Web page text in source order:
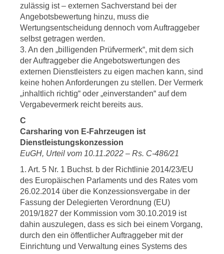
zulässig ist – externen Sachverstand bei der
Angebotsbewertung hinzu, muss die
Wertungsentscheidung dennoch vom Auftraggeber
selbst getragen werden.
3. An den „billigenden Prüfvermerk“, mit dem sich
der Auftraggeber die Angebotswertungen des
externen Dienstleisters zu eigen machen kann, sind
keine hohen Anforderungen zu stellen. Der Vermerk
„inhaltlich richtig“ oder „einverstanden“ auf dem
Vergabevermerk reicht bereits aus.
C
Carsharing von E-Fahrzeugen ist
Dienstleistungskonzession
EuGH, Urteil vom 10.11.2022 – Rs. C-486/21
1. Art. 5 Nr. 1 Buchst. b der Richtlinie 2014/23/EU
des Europäischen Parlaments und des Rates vom
26.02.2014 über die Konzessionsvergabe in der
Fassung der Delegierten Verordnung (EU)
2019/1827 der Kommission vom 30.10.2019 ist
dahin auszulegen, dass es sich bei einem Vorgang,
durch den ein öffentlicher Auftraggeber mit der
Einrichtung und Verwaltung eines Systems des